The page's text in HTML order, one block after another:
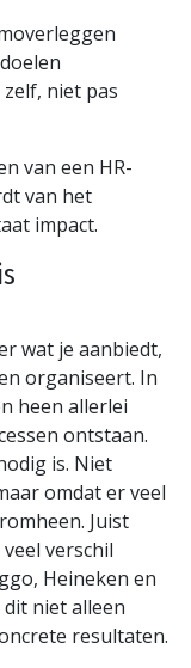
niet pas
van een HR-
van het
impact.
wat je aanbiedt,
organiseert. In
heen allerlei
ontstaan.
is. Niet
omdat er veel
Juist
verschil
Heineken en
niet alleen
resultaten.